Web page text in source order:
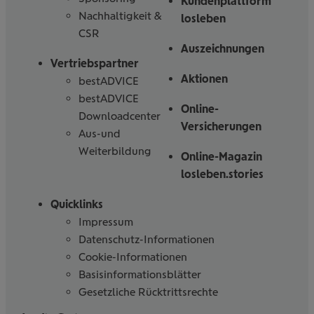
Nachhaltigkeit &
CSR
Vertriebspartner
bestADVICE
bestADVICE
Downloadcenter
Aus-und
Weiterbildung
losleben
Auszeichnungen
Aktionen
Online-
Versicherungen
Online-Magazin
losleben.stories
Quicklinks
Impressum
Datenschutz-Informationen
Cookie-Informationen
Basisinformationsblätter
Gesetzliche Rücktrittsrechte